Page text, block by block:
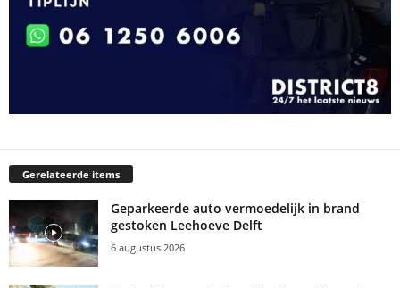
Gerelateerde items
Geparkeerde auto vermoedelijk in brand
gestoken Leehoeve Delft
6 augustus 2026